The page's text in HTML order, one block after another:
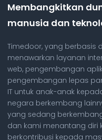
Membangkitkan
manusia dan
Timedoor, yang berbasis
menawarkan layanan
web, pengembangan
pengembangan lepas
IT untuk anak-anak
negara berkembang
yang sedang
dan kami menantang diri
berkontribusi kepada